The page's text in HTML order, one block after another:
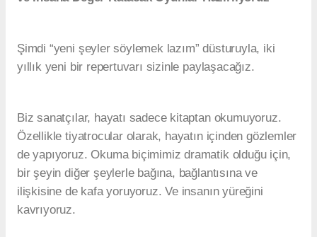
Şimdi “yeni şeyler söylemek lazım” düsturuyla, iki
yıllık yeni bir repertuvarı sizinle paylaşacağız.
Biz sanatçılar, hayatı sadece kitaptan okumuyoruz.
Özellikle tiyatrocular olarak, hayatın içinden gözlemler
de yapıyoruz. Okuma biçimimiz dramatik olduğu için,
bir şeyin diğer şeylerle bağına, bağlantısına ve
ilişkisine de kafa yoruyoruz. Ve insanın yüreğini
kavrıyoruz.